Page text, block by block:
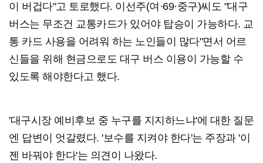
이 버겁다"고 토로했다. 이선주(여·69·중구)씨도 "대구
버스는 무조건 교통카드가 있어야 탑승이 가능하다. 교
통 카드 사용을 어려워 하는 노인들이 많다"면서 어르
신들을 위해 현금으로도 대구 버스 이용이 가능할 수
있도록 해야한다고 했다.
'대구시장 예비후보 중 누구를 지지하느냐'에 대한 질문
엔 답변이 엇갈렸다. '보수를 지켜야 한다'는 주장과 '이
젠 바꿔야 한다'는 의견이 나왔다.